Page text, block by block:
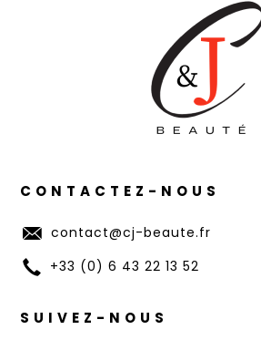
CONTACTEZ-NOUS
contact@cj-beaute.fr
+33 (0) 6 43 22 13 52
SUIVEZ-NOUS